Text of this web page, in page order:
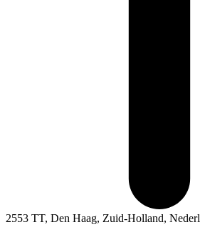
2553 TT, Den Haag, Zuid-Holland,